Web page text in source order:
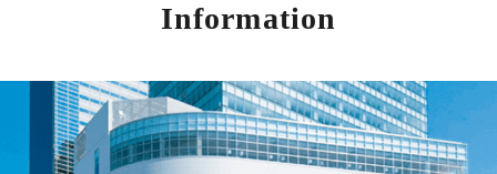
Information